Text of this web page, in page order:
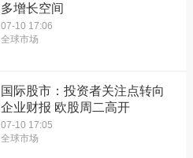
多增长空间
07-10 17:06
全球市场
国际股市：投资者关注点转向
企业财报 欧股周二高开
07-10 17:05
全球市场